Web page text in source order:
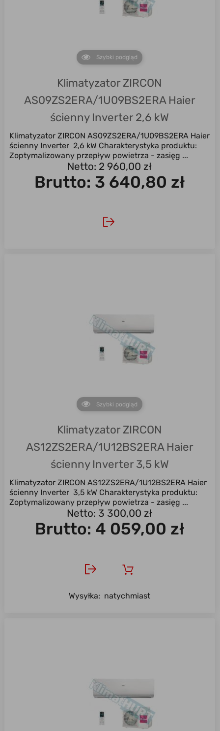
Szybki podgląd
Klimatyzator ZIRCON
AS09ZS2ERA/1U09BS2ERA Haier
ścienny Inverter 2,6 kW
Klimatyzator ZIRCON AS09ZS2ERA/1U09BS2ERA Haier
ścienny Inverter 2,6 kW Charakterystyka produktu:
Zoptymalizowany przepływ powietrza - zasięg ...
Netto: 2 960,00 zł
Brutto: 3 640,80 zł
Szybki podgląd
Klimatyzator ZIRCON
AS12ZS2ERA/1U12BS2ERA Haier
ścienny Inverter 3,5 kW
Klimatyzator ZIRCON AS12ZS2ERA/1U12BS2ERA Haier
ścienny Inverter 3,5 kW Charakterystyka produktu:
Zoptymalizowany przepływ powietrza - zasięg ...
Netto: 3 300,00 zł
Brutto: 4 059,00 zł
Wysyłka: natychmiast